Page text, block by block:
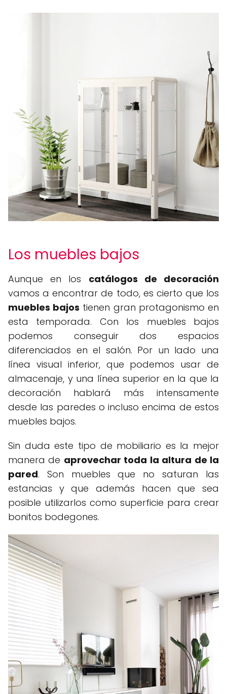
Los muebles bajos
Aunque en los catálogos de decoración
vamos a encontrar de todo, es cierto que los
muebles bajos tienen gran protagonismo en
esta temporada. Con los muebles bajos
podemos conseguir dos espacios
diferenciados en el salón. Por un lado una
línea visual inferior, que podemos usar de
almacenaje, y una línea superior en la que la
decoración hablará más intensamente
desde las paredes o incluso encima de estos
muebles bajos.
Sin duda este tipo de mobiliario es la mejor
manera de aprovechar toda la altura de la
pared. Son muebles que no saturan las
estancias y que además hacen que sea
posible utilizarlos como superficie para crear
bonitos bodegones.